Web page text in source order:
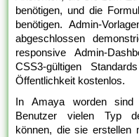
benötigen, und die
benötigen. Admin-
abgeschlossen
responsive Admin-
CSS3-gültigen
Öffentlichkeit kostenlos.
In Amaya worden sind
Benutzer vielen Typ
können, die sie erstellen